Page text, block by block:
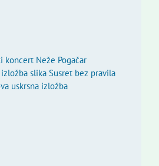
koncert Neže Pogačar
slika Susret bez pravila
uskrsna izložba